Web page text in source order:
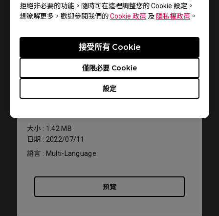
拒絕非必要的功能。隨時可在這裡調整您的 Cookie 設定。
想瞭解更多，歡迎參閱我們的Cookie 政策 及 隱私權政策 。
設定
僅限必要 Cookie
接受所有 Cookie
支援 - 下載 - 使用手冊
S1
大小 : 1.42 MB
日期 : 2022/07/11
語言 : Multi-Language
預覽